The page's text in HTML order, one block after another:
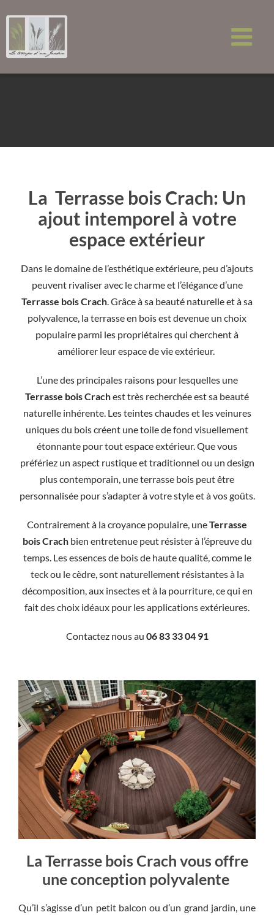
contenu
La Terrasse bois Crach: Un
ajout intemporel à votre
espace extérieur
Dans le domaine de l’esthétique extérieure, peu d’ajouts
peuvent rivaliser avec le charme et l’élégance d’une
Terrasse bois Crach. Grâce à sa beauté naturelle et à sa
polyvalence, la terrasse en bois est devenue un choix
populaire parmi les propriétaires qui cherchent à
améliorer leur espace de vie extérieur.
L’une des principales raisons pour lesquelles une
Terrasse boisCrachest très recherchée est sa beauté
naturelle inhérente. Les teintes chaudes et les veinures
uniques du bois créent une toile de fond visuellement
étonnante pour tout espace extérieur. Que vous
préfériez un aspect rustique et traditionnel ou un design
plus contemporain, une terrasse bois peut être
personnalisée pour s’adapter à votre style et à vos goûts.
Contrairement à la croyance populaire, uneTerrasse
bois Crachbien entretenue peut résister à l’épreuve du
temps. Les essences de bois de haute qualité, comme le
teck ou le cèdre, sont naturellement résistantes à la
décomposition, aux insectes et à la pourriture, ce qui en
fait des choix idéaux pour les applications extérieures.
Contactez nous au 06 83 33 04 91
La Terrasse bois Crach vous offre
une conception polyvalente
Qu’il s’agisse d’un petit balcon ou d’un grand jardin, une